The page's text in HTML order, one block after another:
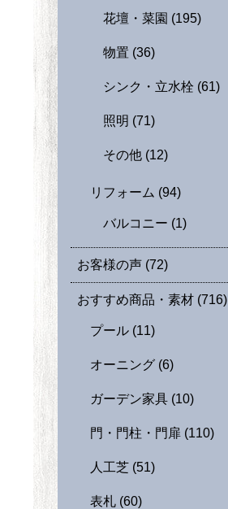
花壇・菜園 (195)
物置 (36)
シンク・立水栓 (61)
照明 (71)
その他 (12)
リフォーム (94)
バルコニー (1)
お客様の声 (72)
おすすめ商品・素材 (716)
プール (11)
オーニング (6)
ガーデン家具 (10)
門・門柱・門扉 (110)
人工芝 (51)
表札 (60)